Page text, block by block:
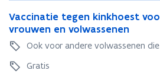
e
n
s
w
a
n
g
r
w
a
n
g
n
g
e
r
s
n
g
e
a
c
c
n
Vaccinatie tegen kinkhoest
vrouwen en volwassenen
V
a
c
i
Ook voor andere volwassenen
Gratis